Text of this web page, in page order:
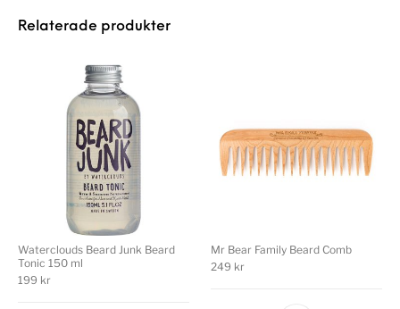
Relaterade produkter
Waterclouds Beard Junk Beard
Tonic 150 ml
199 kr
Mr Bear Family Beard Comb
249 kr